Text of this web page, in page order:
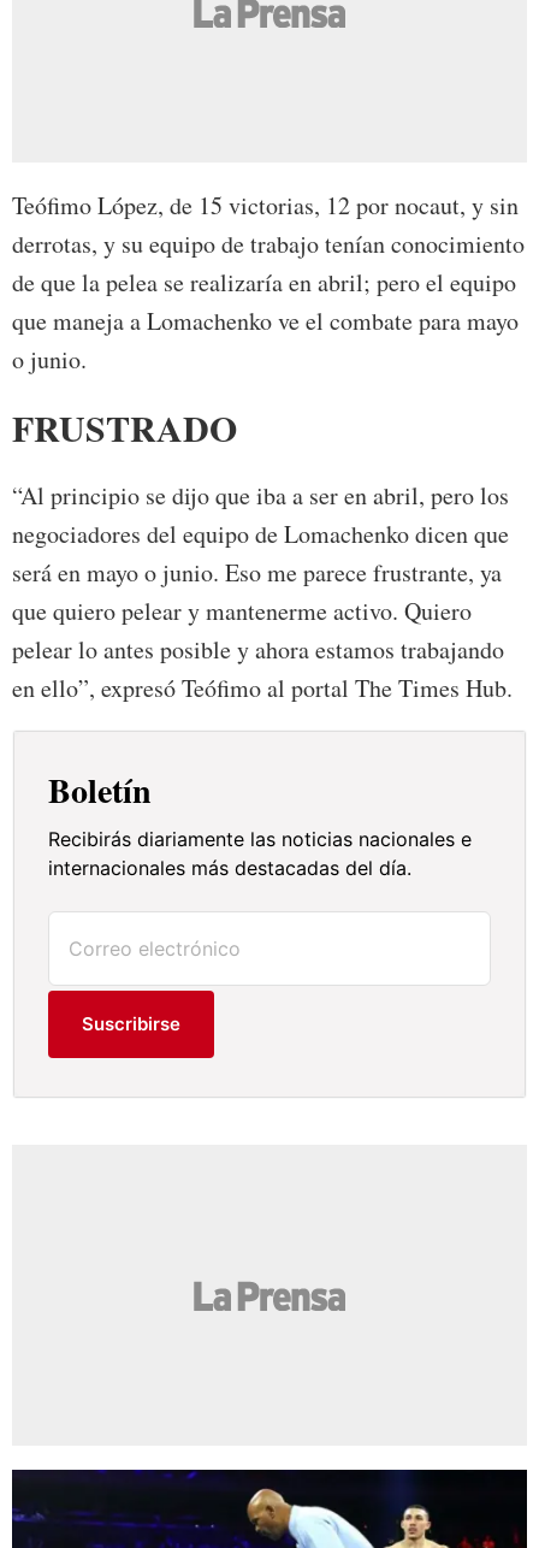
Teófimo López, de 15 victorias, 12 por nocaut, y sin
derrotas, y su equipo de trabajo tenían conocimiento
de que la pelea se realizaría en abril; pero el equipo
que maneja a Lomachenko ve el combate para mayo
o junio.
FRUSTRADO
“Al principio se dijo que iba a ser en abril, pero los
negociadores del equipo de Lomachenko dicen que
será en mayo o junio. Eso me parece frustrante, ya
que quiero pelear y mantenerme activo. Quiero
pelear lo antes posible y ahora estamos trabajando
en ello”, expresó Teófimo al portal The Times Hub.
Boletín
Recibirás diariamente las noticias nacionales e
internacionales más destacadas del día.
Suscribirse